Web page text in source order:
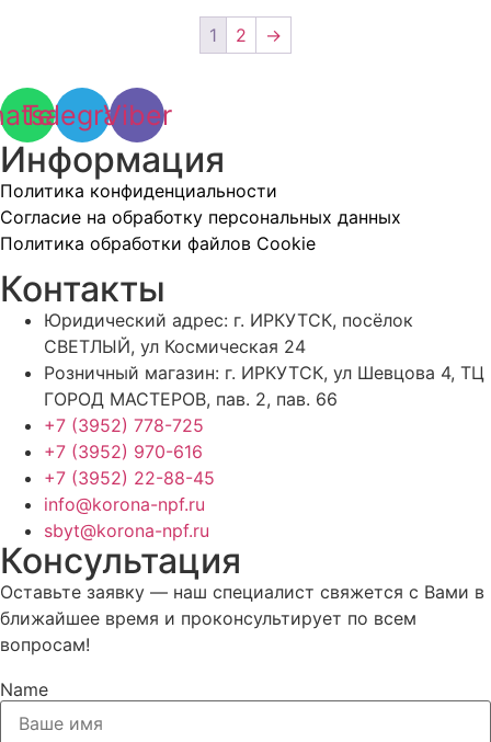
1 2 →
Telegram
Viber
Информация
Политика конфиденциальности
Согласие на обработку персональных данных
Политика обработки файлов Cookie
Контакты
Юридический адрес: г. ИРКУТСК, посёлок
СВЕТЛЫЙ, ул Космическая 24
Розничный магазин: г. ИРКУТСК, ул Шевцова 4, ТЦ
ГОРОД МАСТЕРОВ, пав. 2, пав. 66
+7 (3952) 778-725
+7 (3952) 970-616
+7 (3952) 22-88-45
info@korona-npf.ru
sbyt@korona-npf.ru
Консультация
Оставьте заявку — наш специалист свяжется с Вами в
ближайшее время и проконсультирует по всем
вопросам!
Name